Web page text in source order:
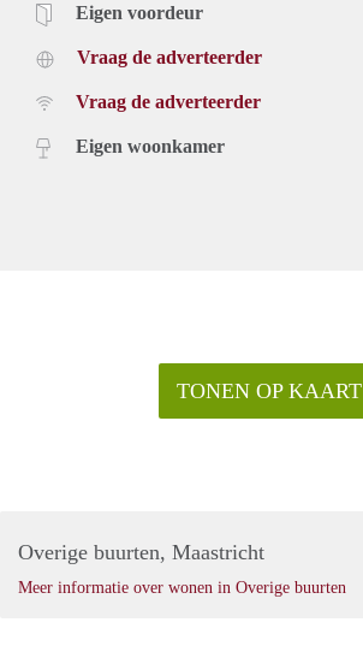
Eigen voordeur
Vraag de adverteerder
Vraag de adverteerder
Eigen woonkamer
TONEN OP KAART
Overige buurten, Maastricht
Meer informatie over wonen in Overige buurten